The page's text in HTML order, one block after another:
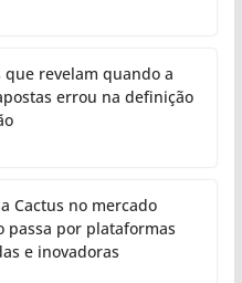
que revelam quando a
errou na definição
Cactus no mercado
passa por plataformas
e inovadoras